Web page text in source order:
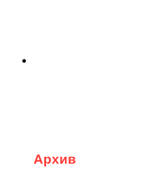
Архив